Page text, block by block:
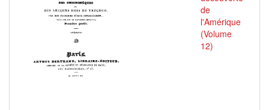
de
l'Amérique
(Volume
12)